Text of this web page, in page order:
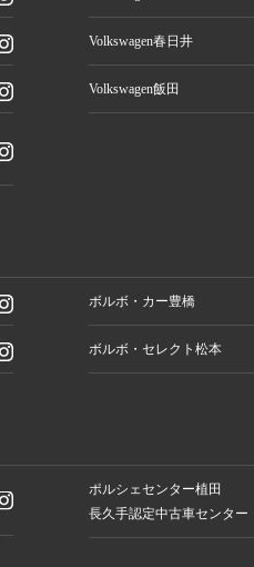
Volkswagen春日井
Volkswagen飯田
ボルボ・カー豊橋
ボルボ・セレクト松本
ポルシェセンター植田
長久手認定中古車センター